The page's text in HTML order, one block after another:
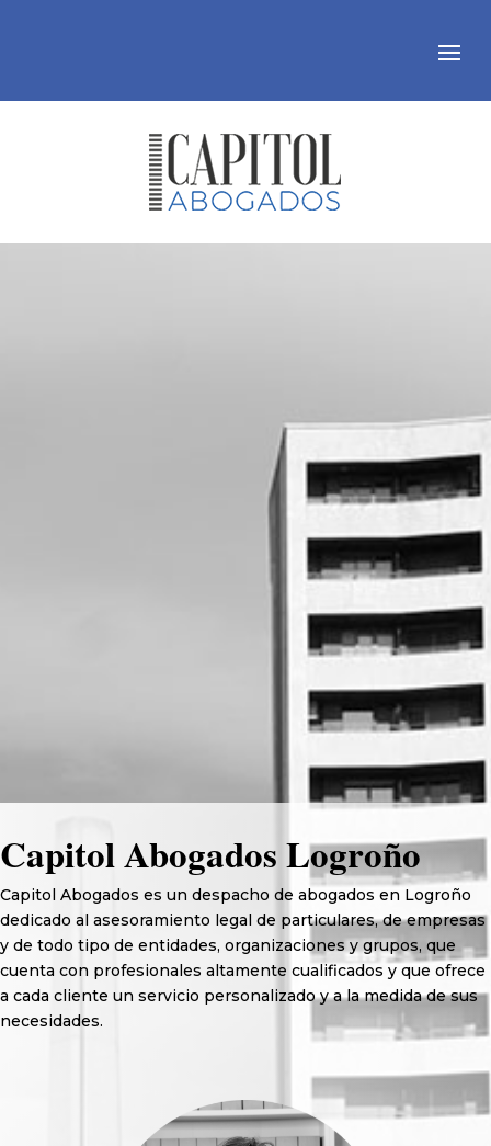
Capitol Abogados Logroño
Capitol Abogados es un despacho de abogados en Logroño
dedicado al asesoramiento legal de particulares, de empresas
y de todo tipo de entidades, organizaciones y grupos, que
cuenta con profesionales altamente cualificados y que ofrece
a cada cliente un servicio personalizado y a la medida de sus
necesidades.